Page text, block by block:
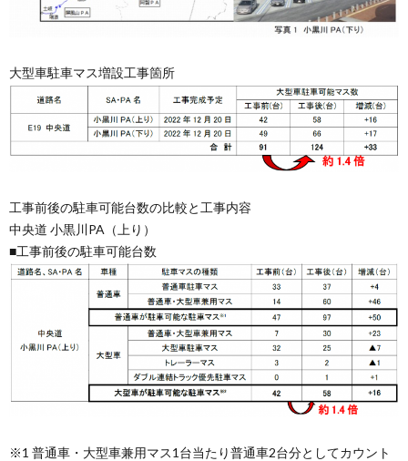
大型車駐車マス増設工事箇所
工事前後の駐車可能台数の比較と工事内容
中央道 小黒川PA（上り）
■工事前後の駐車可能台数
※1 普通車・大型車兼用マス1台当たり普通車2台分としてカウント